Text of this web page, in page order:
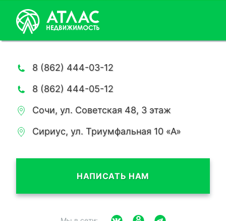
8 (862) 444-03-12
8 (862) 444-05-12
Сочи, ул. Советская 48, 3 этаж
Сириус, ул. Триумфальная 10 «А»
НАПИСАТЬ НАМ